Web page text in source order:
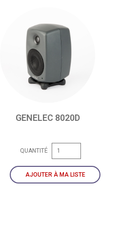
GENELEC 8020D
QUANTITÉ
AJOUTER À MA LISTE